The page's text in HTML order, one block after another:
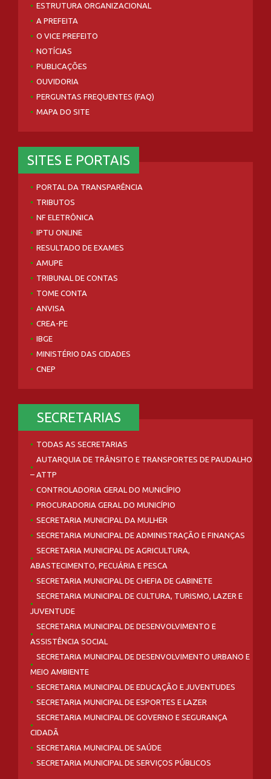
ESTRUTURA ORGANIZACIONAL
A PREFEITA
O VICE PREFEITO
NOTÍCIAS
PUBLICAÇÕES
OUVIDORIA
PERGUNTAS FREQUENTES (FAQ)
MAPA DO SITE
SITES E PORTAIS
PORTAL DA TRANSPARÊNCIA
TRIBUTOS
NF ELETRÔNICA
IPTU ONLINE
RESULTADO DE EXAMES
AMUPE
TRIBUNAL DE CONTAS
TOME CONTA
ANVISA
CREA-PE
IBGE
MINISTÉRIO DAS CIDADES
CNEP
SECRETARIAS
TODAS AS SECRETARIAS
AUTARQUIA DE TRÂNSITO E TRANSPORTES DE PAUDALHO
– ATTP
CONTROLADORIA GERAL DO MUNICÍPIO
PROCURADORIA GERAL DO MUNICÍPIO
SECRETARIA MUNICIPAL DA MULHER
SECRETARIA MUNICIPAL DE ADMINISTRAÇÃO E FINANÇAS
SECRETARIA MUNICIPAL DE AGRICULTURA,
ABASTECIMENTO, PECUÁRIA E PESCA
SECRETARIA MUNICIPAL DE CHEFIA DE GABINETE
SECRETARIA MUNICIPAL DE CULTURA, TURISMO, LAZER E
JUVENTUDE
SECRETARIA MUNICIPAL DE DESENVOLVIMENTO E
ASSISTÊNCIA SOCIAL
SECRETARIA MUNICIPAL DE DESENVOLVIMENTO URBANO E
MEIO AMBIENTE
SECRETARIA MUNICIPAL DE EDUCAÇÃO E JUVENTUDES
SECRETARIA MUNICIPAL DE ESPORTES E LAZER
SECRETARIA MUNICIPAL DE GOVERNO E SEGURANÇA
CIDADÃ
SECRETARIA MUNICIPAL DE SAÚDE
SECRETARIA MUNICIPAL DE SERVIÇOS PÚBLICOS